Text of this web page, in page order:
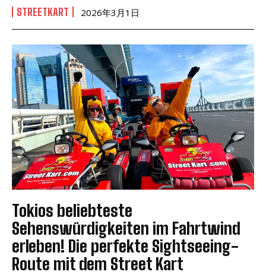
STREETKART 2026年3月1日
Tokios beliebteste
Sehenswürdigkeiten im Fahrtwind
erleben! Die perfekte Sightseeing-
Route mit dem Street Kart